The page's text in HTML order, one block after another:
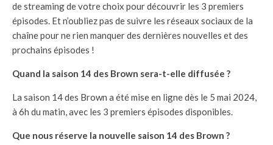
de streaming de votre choix pour découvrir les 3 premiers
épisodes. Et n’oubliez pas de suivre les réseaux sociaux de la
chaîne pour ne rien manquer des dernières nouvelles et des
prochains épisodes !
Quand la saison 14 des Brown sera-t-elle diffusée ?
La saison 14 des Brown a été mise en ligne dès le 5 mai 2024,
à 6h du matin, avec les 3 premiers épisodes disponibles.
Que nous réserve la nouvelle saison 14 des Brown ?